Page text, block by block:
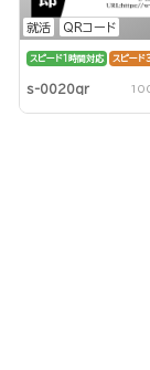
就活 QRコード
スピード1時間対応 スピード
s-0020qr